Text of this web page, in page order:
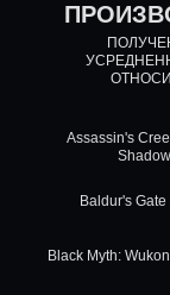
Assassin's
Baldur's Gate
Black Myth: